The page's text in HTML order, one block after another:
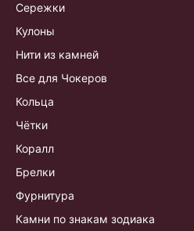
Сережки
Кулоны
Нити из камней
Все для Чокеров
Кольца
Чётки
Коралл
Брелки
Фурнитура
Камни по знакам зодиака